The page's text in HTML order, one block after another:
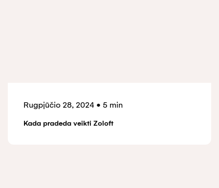
Rugpjūčio 28, 2024 • 5 min
Kada pradeda veikti Zoloft